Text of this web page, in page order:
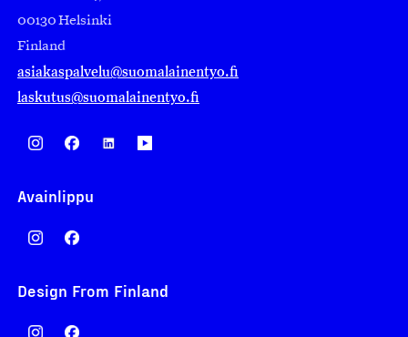
00130 Helsinki
Finland
asiakaspalvelu@suomalainentyo.fi
laskutus@suomalainentyo.fi
Avainlippu
Design From Finland